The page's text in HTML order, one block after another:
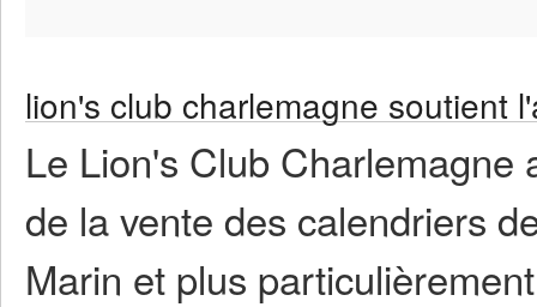
lion's club charlemagne soutient
Le Lion's Club Charlemagne
de la vente des calendriers
Marin et plus